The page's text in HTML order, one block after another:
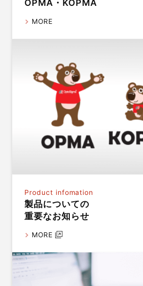
OPMA・KOPMA
MORE
Product infomation
製品についての
重要なお知らせ
MORE